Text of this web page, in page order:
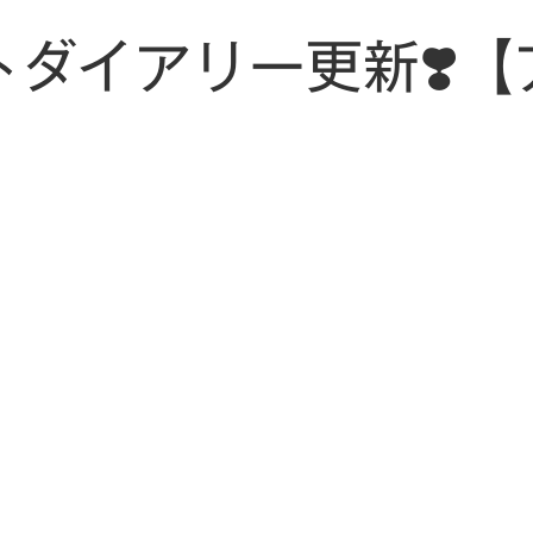
イアリー更新❣️